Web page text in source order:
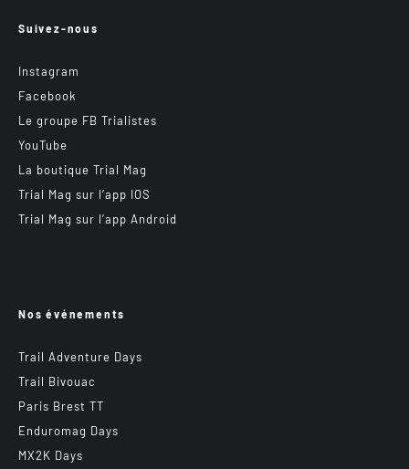
Suivez-nous
Instagram
Facebook
Le groupe FB Trialistes
YouTube
La boutique Trial Mag
Trial Mag sur l’app IOS
Trial Mag sur l’app Android
Nos événements
Trail Adventure Days
Trail Bivouac
Paris Brest TT
Enduromag Days
MX2K Days